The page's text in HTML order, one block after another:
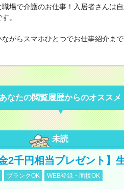
場で介護のお仕事！入居者さんは
。
がらスマホひとつでお仕事紹介ま
あなたの閲覧履歴からのオススメ
未読
2千円相当プレゼント】
ブランクOK WEB登録・面接OK